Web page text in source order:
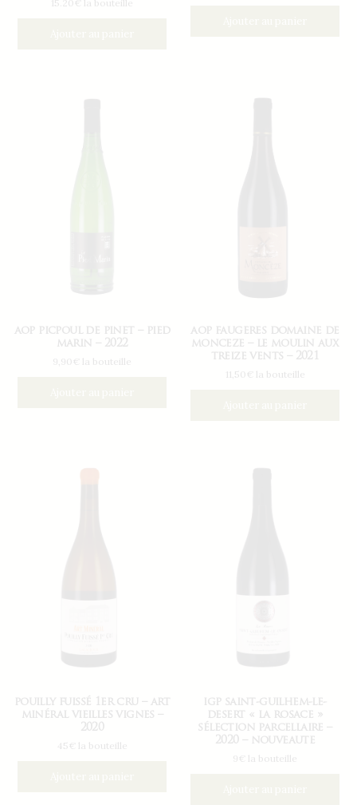
15.20€ la bouteille
aop picpoul de pinet – pied
marin – 2022
9,90€ la bouteille
aop faugeres domaine de
monceze – le moulin aux
treize vents – 2021
11,50€ la bouteille
pouilly fuissé 1er cru – art
minéral vieilles vignes –
2020
45€ la bouteille
igp saint-guilhem-le-
desert « la rosace »
sélection parcellaire –
2020 – nouveaute
9€ la bouteille